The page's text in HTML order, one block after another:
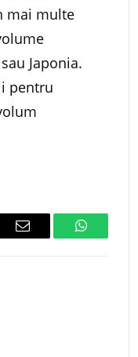
mai multe
Japonia.
pentru
Email WhatsApp